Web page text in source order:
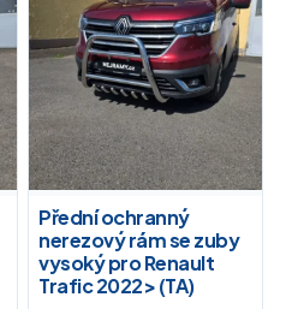
Přední ochranný
nerezový rám se zuby
vysoký pro Renault
Trafic 2022> (TA)